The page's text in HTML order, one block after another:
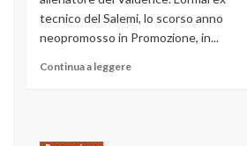
svizzero
molto
interessante,
tecnico del Salemi, lo scorso anno
neopromosso in Promozione, in...
Continua a leggereRead